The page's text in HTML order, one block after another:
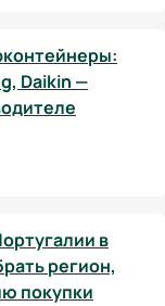
Daikin —
в
регион,
покупки